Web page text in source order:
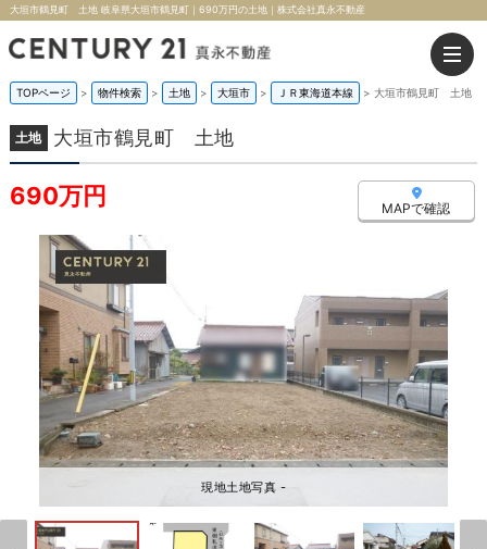
大垣市鶴見町 土地 岐阜県大垣市鶴見町｜690万円の土地｜株式会社真永不動産
TOPページ > 物件検索 > 土地 > 大垣市 > ＪＲ東海道本線 > 大垣市鶴見町 土地
土地 大垣市鶴見町 土地
690万円 MAPで確認
現地土地写真 -